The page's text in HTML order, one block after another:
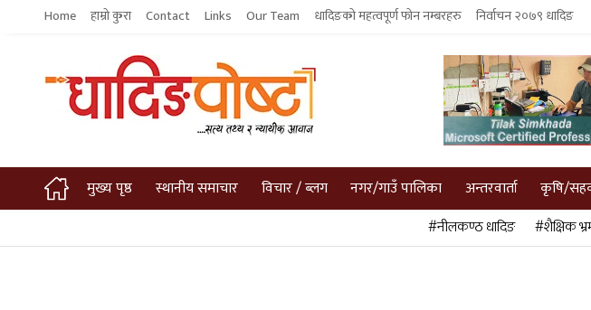
Home हाम्रो कुरा Contact Links Our Team धादिङको महत्वपूर्ण फोन नम्बरहरु निर्वाचन २०७९ धादिङ
मुख्य पृष्ठ स्थानीय समाचार विचार / ब्लग नगर/गाउँ पालिका अन्तरवार्ता कृषि/
#नीलकण्ठ धादिङ #शैक्षिक